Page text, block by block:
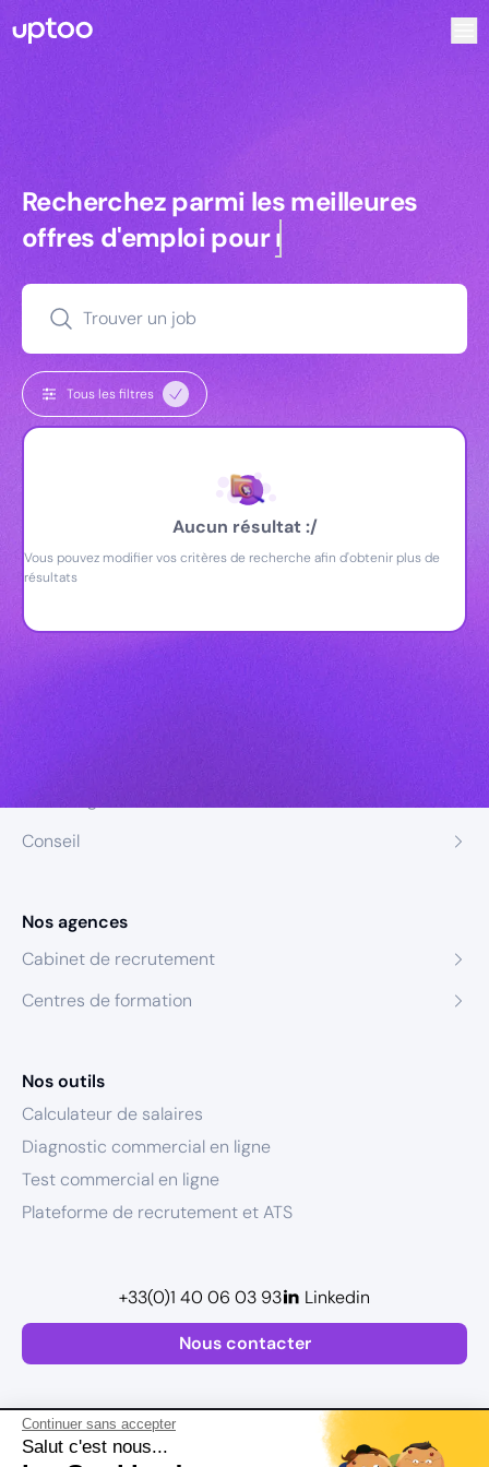
Continuer sans accepter
Salut c'est nous...
Recherchez parmi les meilleures
Recherchez parmi les meilleures
offres d'emploi pourmanagers
Trouver un job
Tous les filtres
Aucun résultat :/
Vous pouvez modifier vos critères de recherche afin d'obtenir plus de
résultats
Conseil
Nos agences
Cabinet de recrutement
Centres de formation
Nos outils
Calculateur de salaires
Diagnostic commercial en ligne
Test commercial en ligne
Plateforme de recrutement et ATS
Nous contacter
+33(0)1 40 06 03 93 Linkedin